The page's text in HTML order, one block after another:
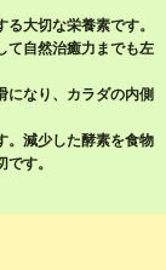
大切な栄養素です。
て自然治癒力までも左
になり、カラダの内側
。減少した酵素を食物
す。